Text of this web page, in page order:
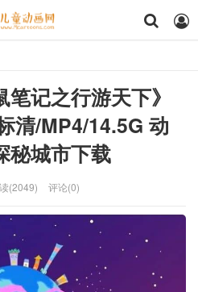
记之行游天下》
清/MP4/14.5G 动
秘城市下载
(2049) 评论(0)